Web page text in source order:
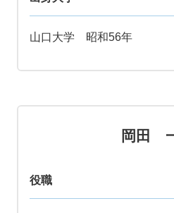
山口大学 昭和56年
岡田
役職